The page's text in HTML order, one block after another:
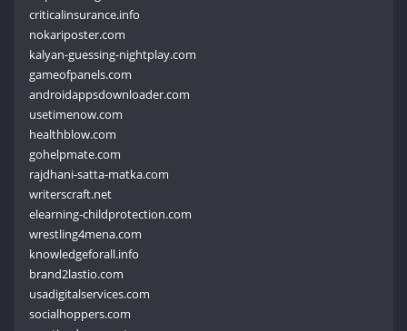
criticalinsurance.info
nokariposter.com
kalyan-guessing-nightplay.com
gameofpanels.com
androidappsdownloader.com
usetimenow.com
healthblow.com
gohelpmate.com
rajdhani-satta-matka.com
writerscraft.net
elearning-childprotection.com
wrestling4mena.com
knowledgeforall.info
brand2lastio.com
usadigitalservices.com
socialhoppers.com